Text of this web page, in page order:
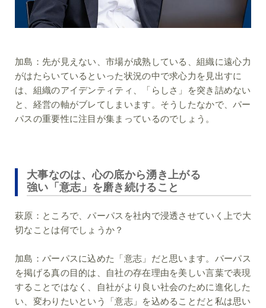
加島： 先が見えない、市場が成熟している、組織に遠心力
がはたらいているといった状況の中で求心力を見出すに
は、組織のアイデンティティ、「らしさ」を突き詰めない
と、経営の軸がブレてしまいます。そうしたなかで、パー
パスの重要性に注目が集まっているのでしょう。
大事なのは、心の底から湧き上がる
強い「意志」を磨き続けること
萩原： ところで、パーパスを社内で浸透させていく上で大
切なことは何でしょうか？
加島： パーパスに込めた「意志」だと思います。パーパス
を掲げる真の目的は、自社の存在理由を美しい言葉で表現
することではなく、自社がより良い社会のために進化した
い、変わりたいという「意志」を込めることだと私は思い